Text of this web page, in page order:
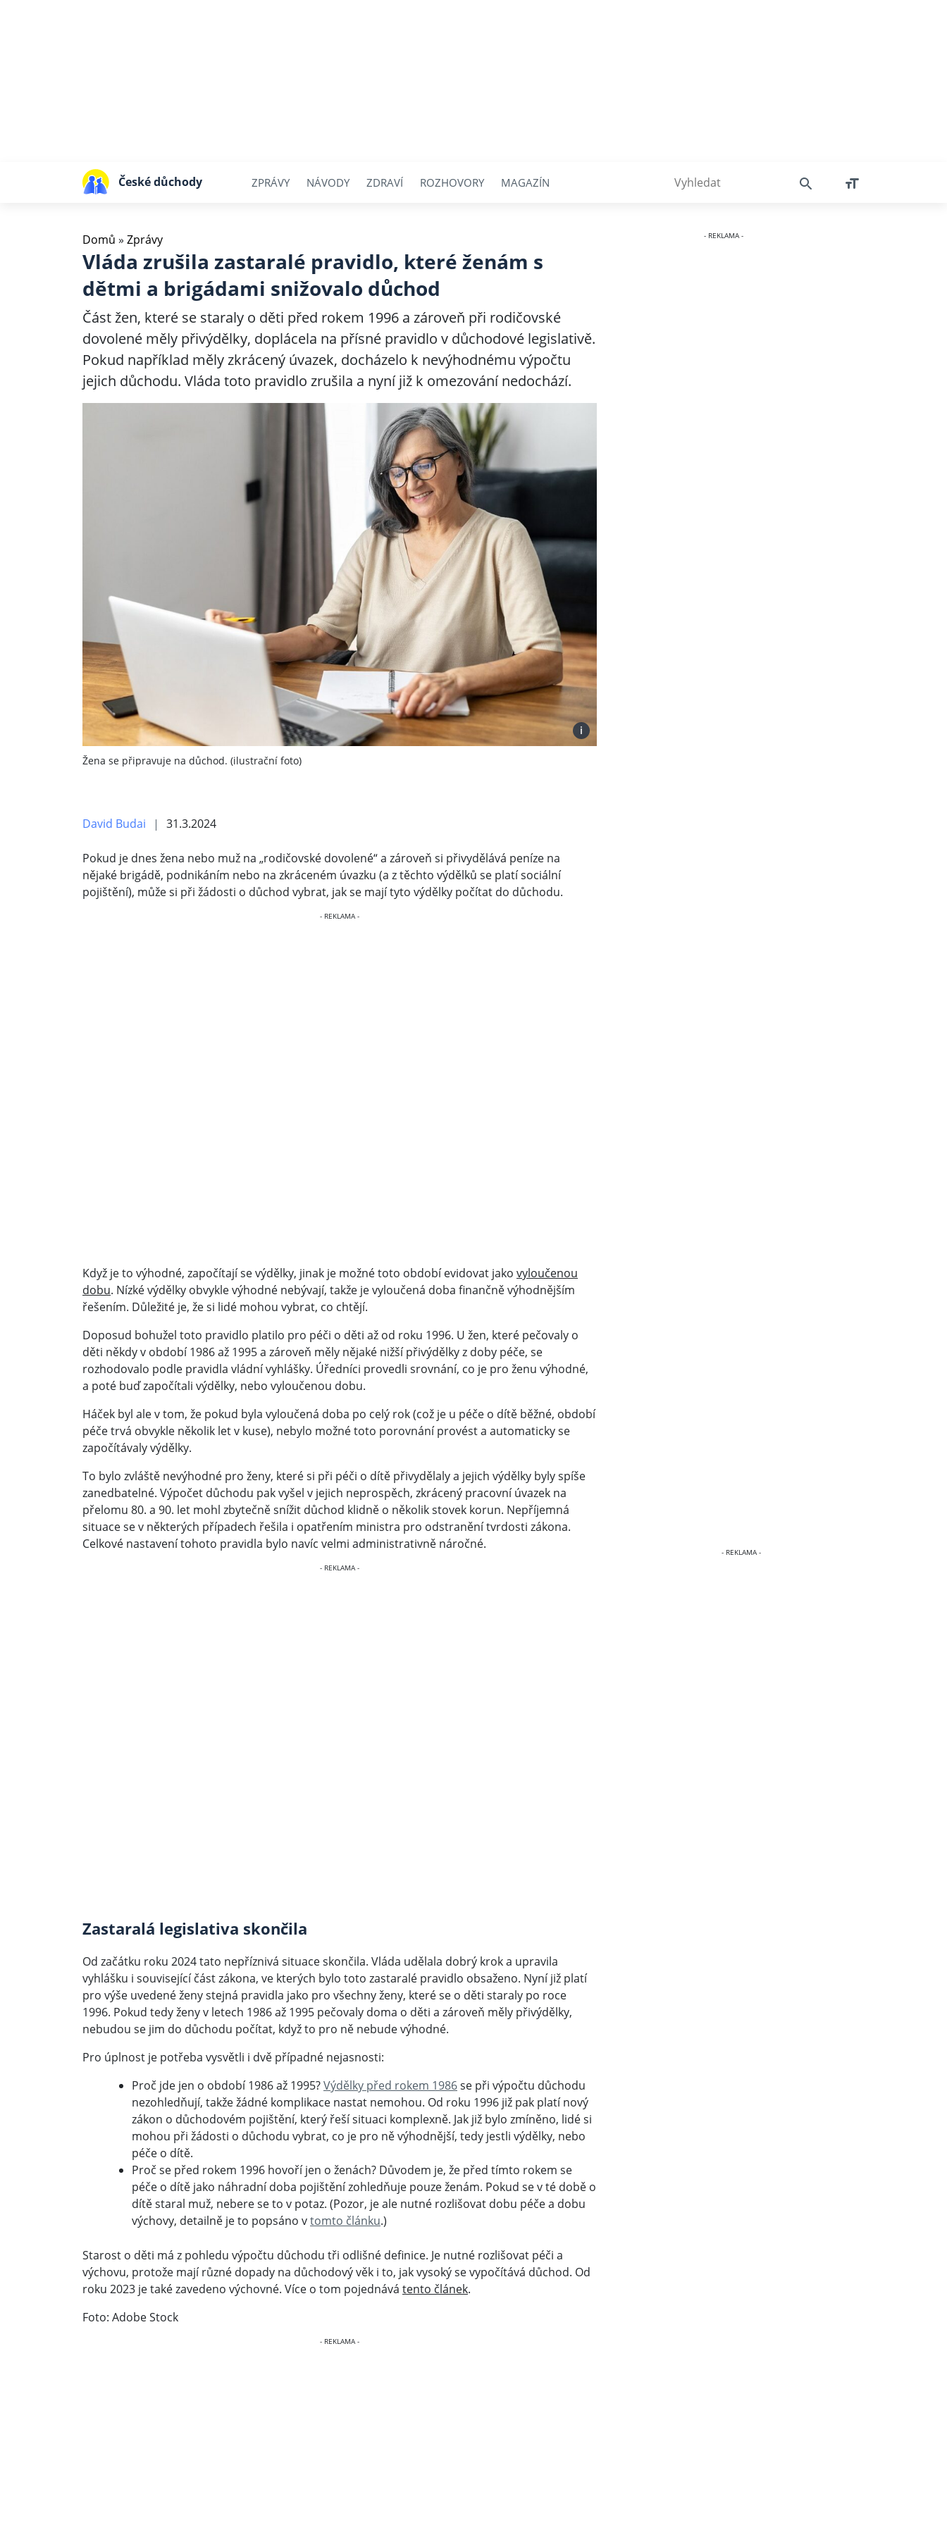
České důchody ZPRÁVY NÁVODY ZDRAVÍ ROZHOVORY MAGAZÍN
Domů » Zprávy
Vláda zrušila zastaralé pravidlo, které ženám s
dětmi a brigádami snižovalo důchod
Část žen, které se staraly o děti před rokem 1996 a zároveň při rodičovské
dovolené měly přivýdělky, doplácela na přísné pravidlo v důchodové legislativě.
Pokud například měly zkrácený úvazek, docházelo k nevýhodnému výpočtu
jejich důchodu. Vláda toto pravidlo zrušila a nyní již k omezování nedochází.
i
Žena se připravuje na důchod. (ilustrační foto)
David Budai 31.3.2024
Pokud je dnes žena nebo muž na „rodičovské dovolené“ a zároveň si přivydělává peníze na
nějaké brigádě, podnikáním nebo na zkráceném úvazku (a z těchto výdělků se platí sociální
pojištění), může si při žádosti o důchod vybrat, jak se mají tyto výdělky počítat do důchodu.
Když je to výhodné, započítají se výdělky, jinak je možné toto období evidovat jako vyloučenou
dobu. Nízké výdělky obvykle výhodné nebývají, takže je vyloučená doba finančně výhodnějším
řešením. Důležité je, že si lidé mohou vybrat, co chtějí.
Doposud bohužel toto pravidlo platilo pro péči o děti až od roku 1996. U žen, které pečovaly o
děti někdy v období 1986 až 1995 a zároveň měly nějaké nižší přivýdělky z doby péče, se
rozhodovalo podle pravidla vládní vyhlášky. Úředníci provedli srovnání, co je pro ženu výhodné,
a poté buď započítali výdělky, nebo vyloučenou dobu.
Háček byl ale v tom, že pokud byla vyloučená doba po celý rok (což je u péče o dítě běžné, období
péče trvá obvykle několik let v kuse), nebylo možné toto porovnání provést a automaticky se
započítávaly výdělky.
To bylo zvláště nevýhodné pro ženy, které si při péči o dítě přivydělaly a jejich výdělky byly spíše
zanedbatelné. Výpočet důchodu pak vyšel v jejich neprospěch, zkrácený pracovní úvazek na
přelomu 80. a 90. let mohl zbytečně snížit důchod klidně o několik stovek korun. Nepříjemná
situace se v některých případech řešila i opatřením ministra pro odstranění tvrdosti zákona.
Celkové nastavení tohoto pravidla bylo navíc velmi administrativně náročné.
Zastaralá legislativa skončila
Od začátku roku 2024 tato nepříznivá situace skončila. Vláda udělala dobrý krok a upravila
vyhlášku i související část zákona, ve kterých bylo toto zastaralé pravidlo obsaženo. Nyní již platí
pro výše uvedené ženy stejná pravidla jako pro všechny ženy, které se o děti staraly po roce
1996. Pokud tedy ženy v letech 1986 až 1995 pečovaly doma o děti a zároveň měly přivýdělky,
nebudou se jim do důchodu počítat, když to pro ně nebude výhodné.
Pro úplnost je potřeba vysvětli i dvě případné nejasnosti:
Proč jde jen o období 1986 až 1995?Výdělky před rokem 1986se při výpočtu důchodu
nezohledňují, takže žádné komplikace nastat nemohou. Od roku 1996 již pak platí nový
zákon o důchodovém pojištění, který řeší situaci komplexně. Jak již bylo zmíněno, lidé si
mohou při žádosti o důchodu vybrat, co je pro ně výhodnější, tedy jestli výdělky, nebo
péče o dítě.
Proč se před rokem 1996 hovoří jen o ženách? Důvodem je, že před tímto rokem se
péče o dítě jako náhradní doba pojištění zohledňuje pouze ženám. Pokud se v té době o
dítě staral muž, nebere se to v potaz. (Pozor, je ale nutné rozlišovat dobu péče a dobu
výchovy, detailně je to popsáno vtomto článku.)
Starost o děti má z pohledu výpočtu důchodu tři odlišné definice. Je nutné rozlišovat péči a
výchovu, protože mají různé dopady na důchodový věk i to, jak vysoký se vypočítává důchod. Od
roku 2023 je také zavedeno výchovné. Více o tom pojednává tento článek.
Foto: Adobe Stock